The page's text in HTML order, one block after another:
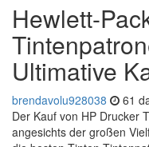
Hewlett-
Ultimative
brendavolu928038 61
Der Kauf von HP Drucker
angesichts der großen